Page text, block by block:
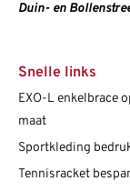
Duin- en
Snelle links
EXO-L enkelbrace
maat
Sportkleding
Tennisracket